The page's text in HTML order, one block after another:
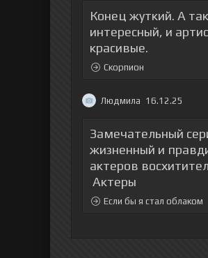
Конец жуткий. А так
интересный, и
красивые.
Скорпион
Людмила 16.12.25
Замечательный
жизненный и
актеров
Актеры
Если бы я стал облаком